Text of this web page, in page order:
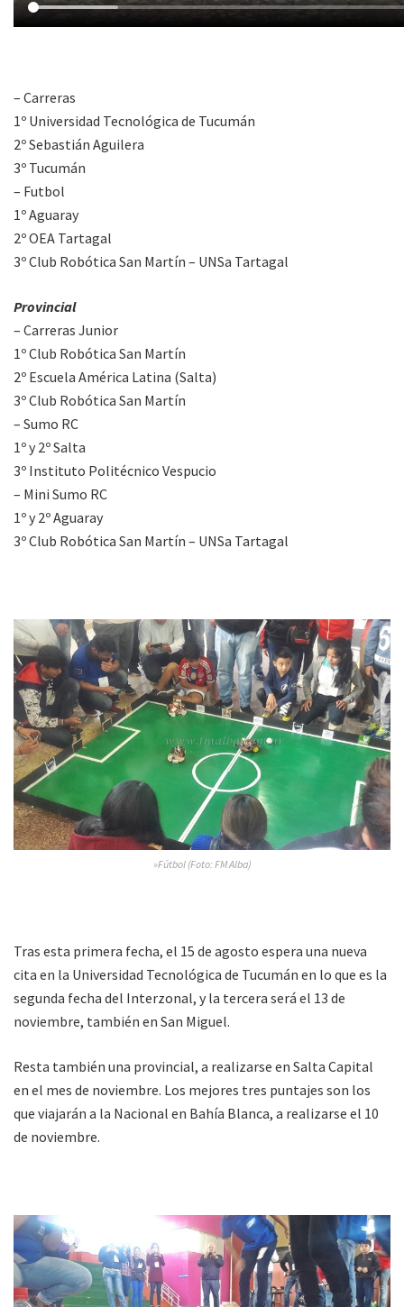
– Carreras
1º Universidad Tecnológica de Tucumán
2º Sebastián Aguilera
3º Tucumán
– Futbol
1º Aguaray
2º OEA Tartagal
3º Club Robótica San Martín – UNSa Tartagal
Provincial
– Carreras Junior
1º Club Robótica San Martín
2º Escuela América Latina (Salta)
3º Club Robótica San Martín
– Sumo RC
1º y 2º Salta
3º Instituto Politécnico Vespucio
– Mini Sumo RC
1º y 2º Aguaray
3º Club Robótica San Martín – UNSa Tartagal
»Fútbol (Foto: FM Alba)
Tras esta primera fecha, el 15 de agosto espera una nueva
cita en la Universidad Tecnológica de Tucumán en lo que es la
segunda fecha del Interzonal, y la tercera será el 13 de
noviembre, también en San Miguel.
Resta también una provincial, a realizarse en Salta Capital
en el mes de noviembre. Los mejores tres puntajes son los
que viajarán a la Nacional en Bahía Blanca, a realizarse el 10
de noviembre.